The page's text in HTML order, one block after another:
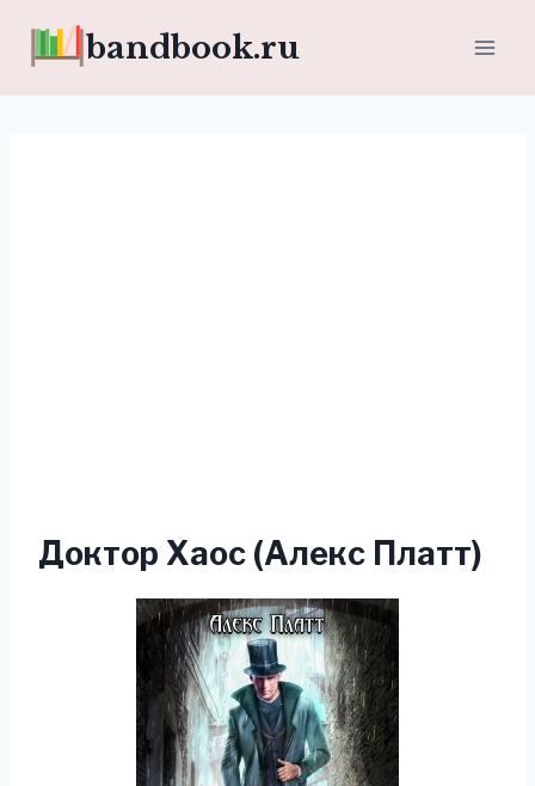
bandbook.ru
Доктор Хаос (Алекс Платт)